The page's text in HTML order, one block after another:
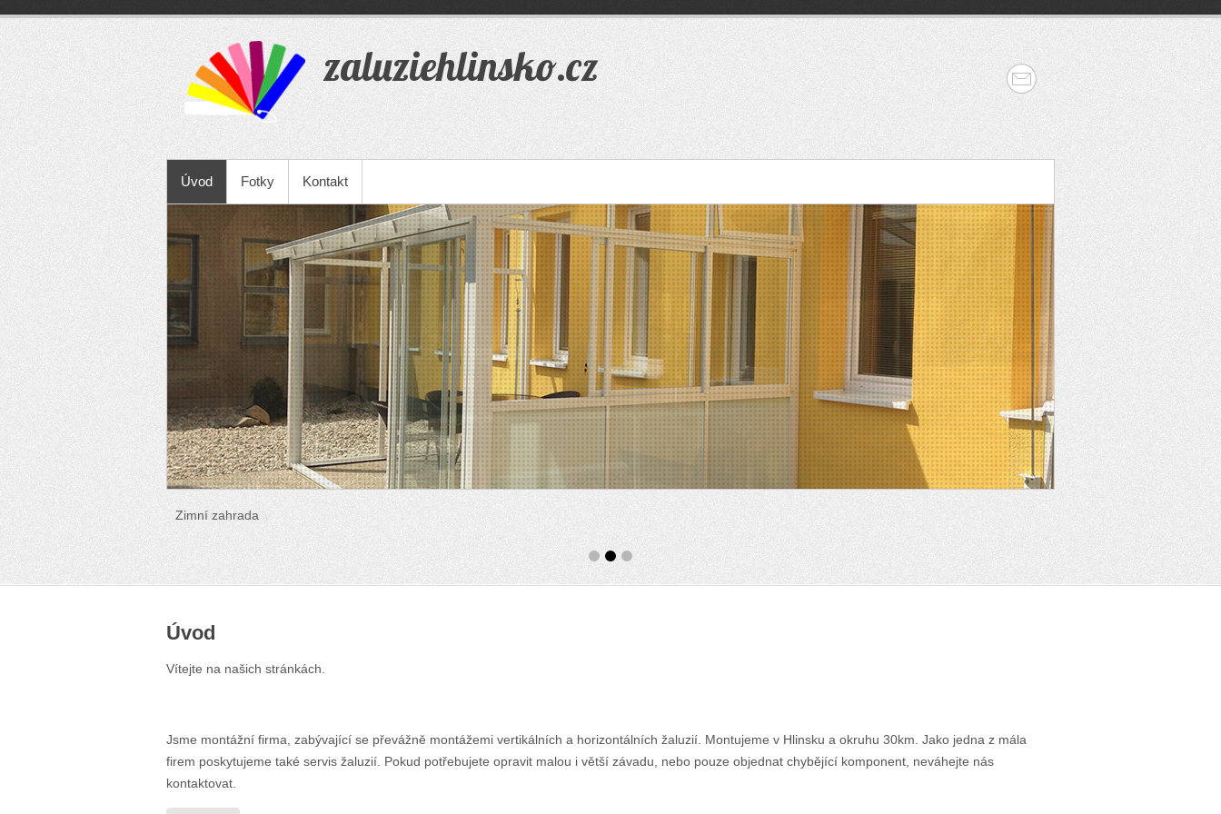
zaluziehlinsko.cz
Úvod Fotky Kontakt
Zimní zahrada
Zasklení pergoly
Úvod
Vítejte na našich stránkách.
Jsme montážní firma, zabývající se převážně montážemi vertikálních a horizontálních žaluzií. Montujeme v Hlinsku a okruhu 30km. Jako jedna z mála
firem poskytujeme také servis žaluzií. Pokud potřebujete opravit malou i větší závadu, nebo pouze objednat chybějící komponent, neváhejte nás
kontaktovat.